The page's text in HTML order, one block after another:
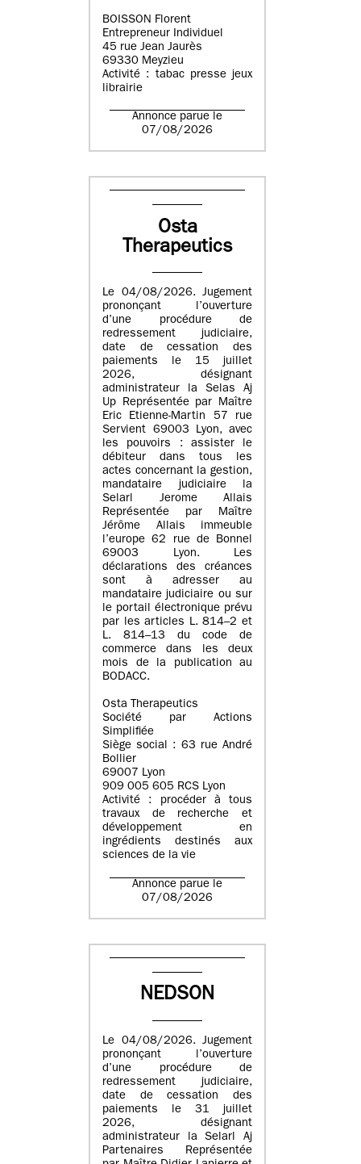
BOISSON Florent
Entrepreneur Individuel
45 rue Jean Jaurès
69330 Meyzieu
Activité : tabac presse jeux
librairie
Annonce parue le
07/08/2026
Osta
Therapeutics
Le 04/08/2026. Jugement
prononçant l’ouverture
d’une procédure de
redressement judiciaire,
date de cessation des
paiements le 15 juillet
2026, désignant
administrateur la Selas Aj
Up Représentée par Maître
Eric Etienne-Martin 57 rue
Servient 69003 Lyon, avec
les pouvoirs : assister le
débiteur dans tous les
actes concernant la gestion,
mandataire judiciaire la
Selarl Jerome Allais
Représentée par Maître
Jérôme Allais immeuble
l’europe 62 rue de Bonnel
69003 Lyon. Les
déclarations des créances
sont à adresser au
mandataire judiciaire ou sur
le portail électronique prévu
par les articles L. 814–2 et
L. 814–13 du code de
commerce dans les deux
mois de la publication au
BODACC.
Osta Therapeutics
Société par Actions
Simplifiée
Siège social : 63 rue André
Bollier
69007 Lyon
909 005 605 RCS Lyon
Activité : procéder à tous
travaux de recherche et
développement en
ingrédients destinés aux
sciences de la vie
Annonce parue le
07/08/2026
NEDSON
Le 04/08/2026. Jugement
prononçant l’ouverture
d’une procédure de
redressement judiciaire,
date de cessation des
paiements le 31 juillet
2026, désignant
administrateur la Selarl Aj
Partenaires Représentée